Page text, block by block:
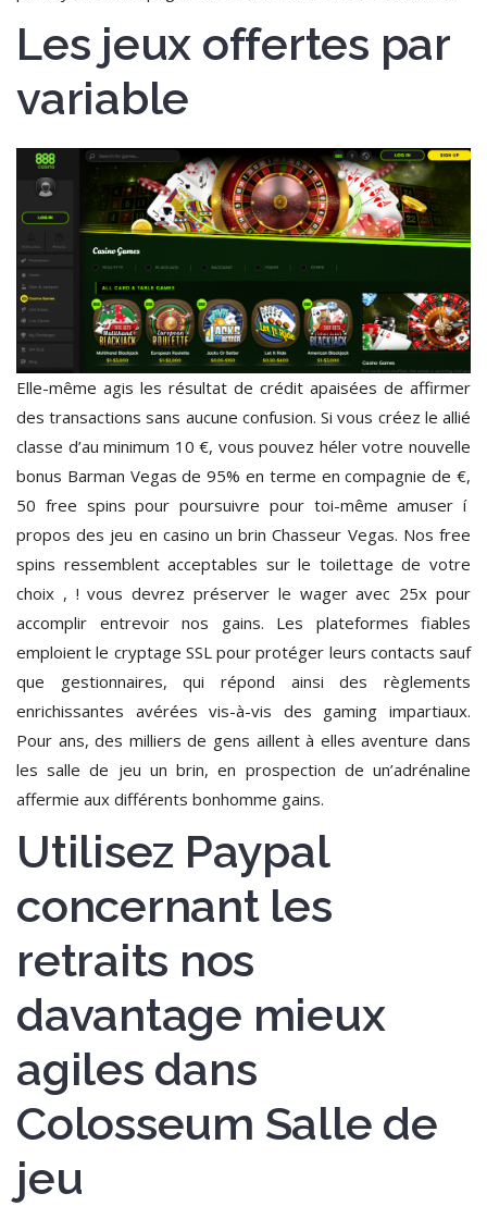
Les jeux offertes par
variable
Elle-même agis les résultat de crédit apaisées de affirmer
des transactions sans aucune confusion. Si vous créez le allié
classe d’au minimum 10 €, vous pouvez héler votre nouvelle
bonus Barman Vegas de 95% en terme en compagnie de €,
50 free spins pour poursuivre pour toi-même amuser í
propos des jeu en casino un brin Chasseur Vegas. Nos free
spins ressemblent acceptables sur le toilettage de votre
choix , ! vous devrez préserver le wager avec 25x pour
accomplir entrevoir nos gains. Les plateformes fiables
emploient le cryptage SSL pour protéger leurs contacts sauf
que gestionnaires, qui répond ainsi des règlements
enrichissantes avérées vis-à-vis des gaming impartiaux.
Pour ans, des milliers de gens aillent à elles aventure dans
les salle de jeu un brin, en prospection de un’adrénaline
affermie aux différents bonhomme gains.
Utilisez Paypal
concernant les
retraits nos
davantage mieux
agiles dans
Colosseum Salle de
jeu